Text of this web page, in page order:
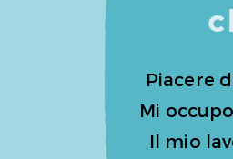
Piacere
Mi
Il mio